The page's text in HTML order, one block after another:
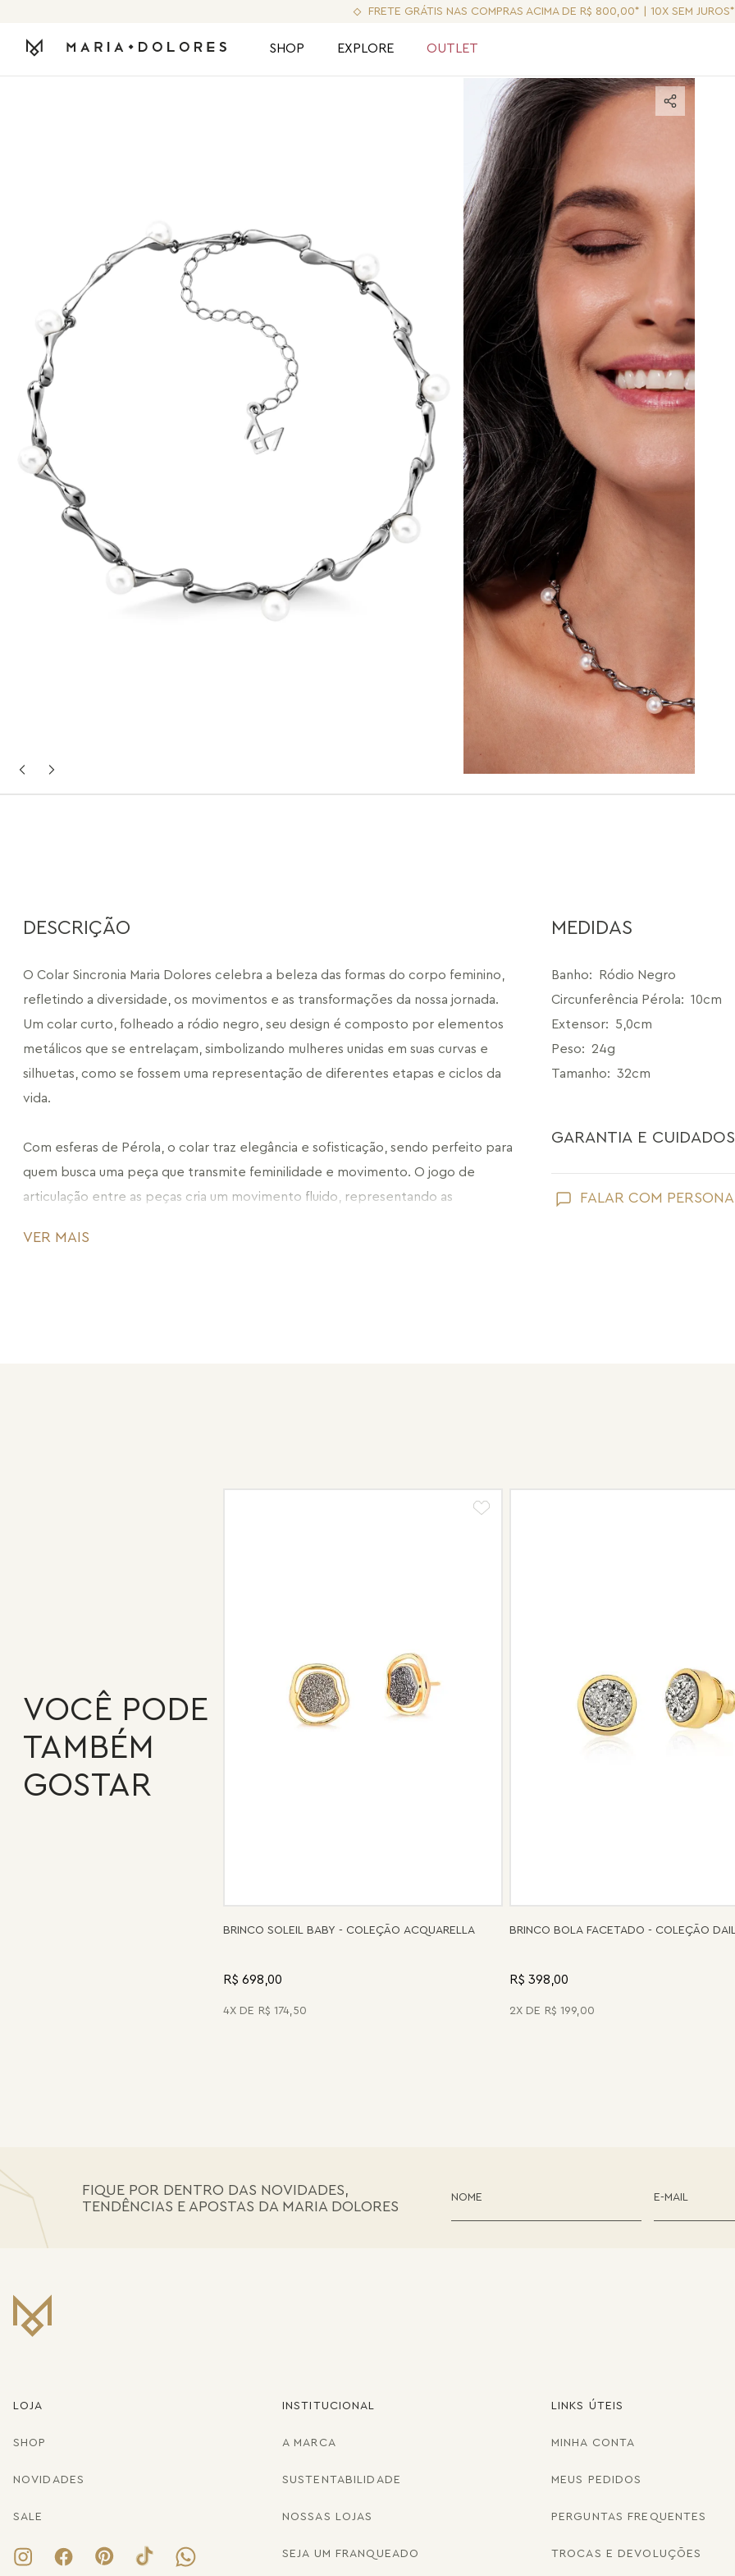
FRETE GRÁTIS NAS COMPRAS ACIMA DE R$ 800,00* | 10X SEM JUROS*
SHOP EXPLORE OUTLET
DESCRIÇÃO
O Colar Sincronia Maria Dolores celebra a beleza das formas do corpo feminino,
refletindo a diversidade, os movimentos e as transformações da nossa jornada.
Um colar curto, folheado a ródio negro, seu design é composto por elementos
metálicos que se entrelaçam, simbolizando mulheres unidas em suas curvas e
silhuetas, como se fossem uma representação de diferentes etapas e ciclos da
vida.
Com esferas de Pérola, o colar traz elegância e sofisticação, sendo perfeito para
quem busca uma peça que transmite feminilidade e movimento. O jogo de
articulação entre as peças cria um movimento fluido, representando as
VER MAIS
MEDIDAS
Banho:
Ródio Negro
Circunferência Pérola: 10cm
Extensor:
5,0cm
Peso: 24g
Tamanho: 32cm
GARANTIA E CUIDADOS
Como toda joia, sua peça Maria
FALAR COM
VOCÊ PODE
TAMBÉM
GOSTAR
BRINCO SOLEIL BABY - COLEÇÃO ACQUARELLA
R$ 698,00
4 R$ 174,50
BRINCO BOLA FACETADO - COLEÇÃO
R$ 398,00
2 R$ 199,00
FIQUE POR DENTRO DAS NOVIDADES,
TENDÊNCIAS E APOSTAS DA MARIA DOLORES
LOJA
SHOP
NOVIDADES
SALE
INSTITUCIONAL
A MARCA
SUSTENTABILIDADE
NOSSAS LOJAS
SEJA UM FRANQUEADO
LINKS ÚTEIS
MINHA CONTA
MEUS PEDIDOS
PERGUNTAS FREQUENTES
TROCAS E DEVOLUÇÕES